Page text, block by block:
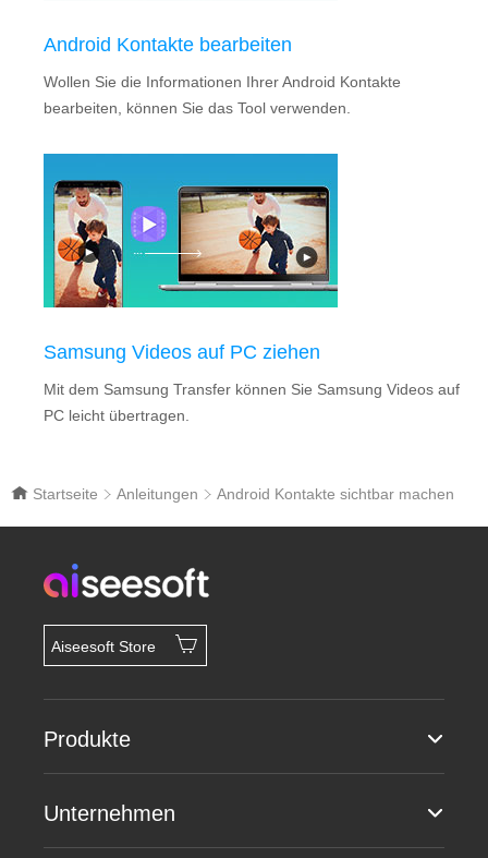
Android Kontakte bearbeiten
Wollen Sie die Informationen Ihrer Android Kontakte
bearbeiten, können Sie das Tool verwenden.
Samsung Videos auf PC ziehen
Mit dem Samsung Transfer können Sie Samsung Videos auf
PC leicht übertragen.
Startseite Anleitungen Android Kontakte sichtbar machen
Aiseesoft Store
Produkte
Unternehmen